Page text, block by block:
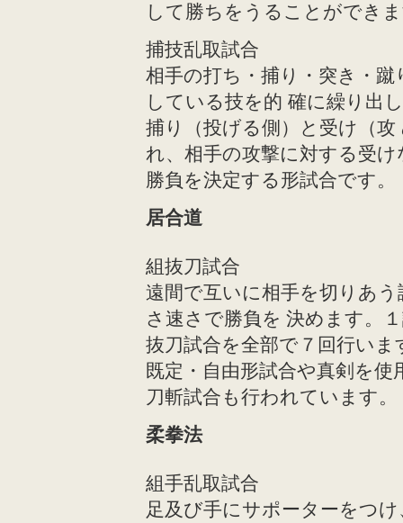
して勝ちをうることができ
捕技乱取試合
相手の打ち・捕り・突き・
している技を的 確に繰り出
捕り（投げる側）と受け（
れ、相手の攻撃に対する受
勝負を決定する形試合です。
居合道
組抜刀試合
遠間で互いに相手を切りあ
さ速さで勝負を 決めます。
抜刀試合を全部で７回行い
既定・自由形試合や真剣を
刀斬試合も行われています。
柔拳法
組手乱取試合
足及び手にサポーターをつ